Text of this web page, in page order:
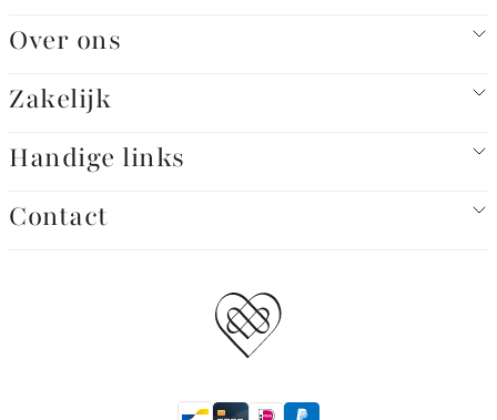
Over ons
Zakelijk
Handige links
Contact